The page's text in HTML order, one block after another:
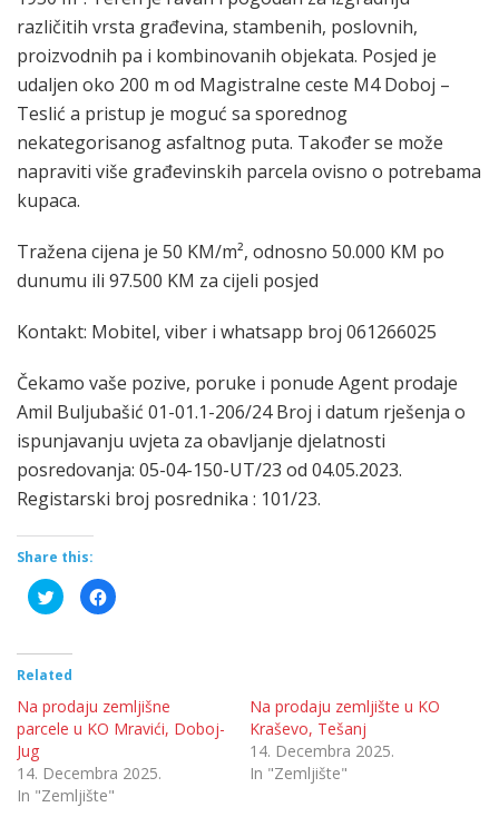
različitih vrsta građevina, stambenih, poslovnih,
proizvodnih pa i kombinovanih objekata. Posjed je
udaljen oko 200 m od Magistralne ceste M4 Doboj –
Teslić a pristup je moguć sa sporednog
nekategorisanog asfaltnog puta. Također se može
napraviti više građevinskih parcela ovisno o potrebama
kupaca.
Tražena cijena je 50 KM/m², odnosno 50.000 KM po
dunumu ili 97.500 KM za cijeli posjed
Kontakt: Mobitel, viber i whatsapp broj 061266025
Čekamo vaše pozive, poruke i ponude Agent prodaje
Amil Buljubašić 01-01.1-206/24 Broj i datum rješenja o
ispunjavanju uvjeta za obavljanje djelatnosti
posredovanja: 05-04-150-UT/23 od 04.05.2023.
Registarski broj posrednika : 101/23.
Share this:
Click
to
share
(Opens
in
new
window)
Click
to
window)
Related
Na prodaju zemljišne
parcele u KO Mravići, Doboj-
Jug
14. Decembra 2025.
In "Zemljište"
Na prodaju zemljište u KO
Kraševo, Tešanj
14. Decembra 2025.
In "Zemljište"